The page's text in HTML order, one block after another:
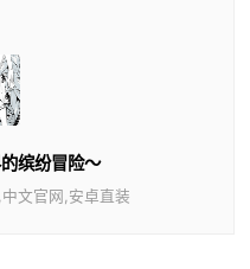
缤纷冒险～
文官网,安卓直装